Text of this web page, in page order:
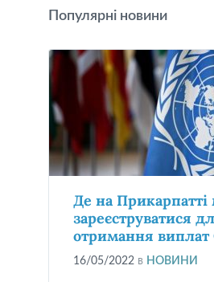
Популярні новини
Де на
зареєструватися
отримання
16/05/2022 в НОВИНИ